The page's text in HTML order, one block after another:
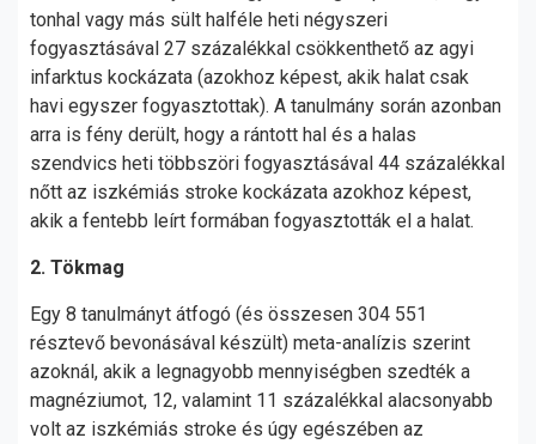
tonhal vagy más sült halféle heti négyszeri
fogyasztásával 27 százalékkal csökkenthető az agyi
infarktus kockázata (azokhoz képest, akik halat csak
havi egyszer fogyasztottak). A tanulmány során azonban
arra is fény derült, hogy a rántott hal és a halas
szendvics heti többszöri fogyasztásával 44 százalékkal
nőtt az iszkémiás stroke kockázata azokhoz képest,
akik a fentebb leírt formában fogyasztották el a halat.
2. Tökmag
Egy 8 tanulmányt átfogó (és összesen 304 551
résztevő bevonásával készült) meta-analízis szerint
azoknál, akik a legnagyobb mennyiségben szedték a
magnéziumot, 12, valamint 11 százalékkal alacsonyabb
volt az iszkémiás stroke és úgy egészében az